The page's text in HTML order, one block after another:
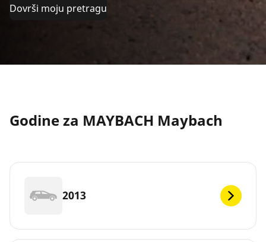
Dovrši moju pretragu
Godine za MAYBACH Maybach
2013